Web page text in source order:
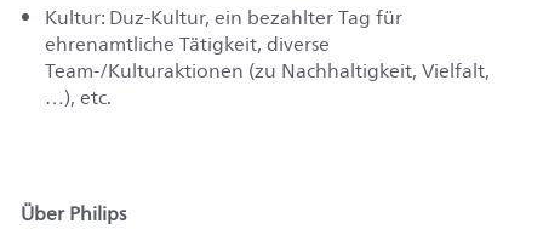
Kultur: Duz-Kultur, ein bezahlter Tag für
ehrenamtliche Tätigkeit, diverse
Team-/Kulturaktionen (zu Nachhaltigkeit, Vielfalt,
…), etc.
Über Philips